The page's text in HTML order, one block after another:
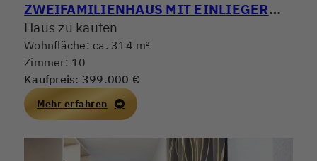
ZWEIFAMILIENHAUS MIT EINLIEGERWOHNUNG
Haus zu kaufen
Wohnfläche: ca. 314 m²
Zimmer: 10
Kaufpreis: 399.000 €
Mehr erfahren